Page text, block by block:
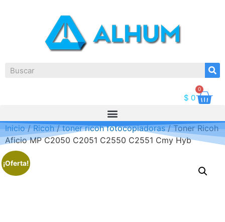
$ 0
0
Inicio/Ricoh/toner ricoh fotocopiadoras/ Toner Ricoh
Aficio MP C2050 C2051 C2550 C2551 Cmy Hyb
¡Oferta!